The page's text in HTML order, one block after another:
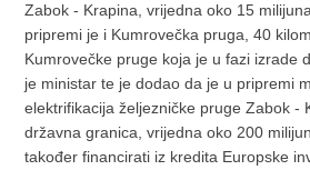
Zabok - Krapina, vrijedna oko 15
pripremi je i Kumrovečka pruga, 40
Kumrovečke pruge koja je u fazi izrade
je ministar te je dodao da je u pripremi
elektrifikacija željezničke pruge Zabok -
državna granica, vrijedna oko 200
također financirati iz kredita Europske